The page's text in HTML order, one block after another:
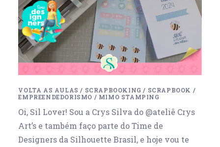
VOLTA AS AULAS / SCRAPBOOKING / SCRAPBOOK /
EMPREENDEDORISMO / MIMO STAMPING
Oi, Sil Lover! Sou a Crys Silva do @ateliê Crys
Art’s e também faço parte do Time de
Designers da Silhouette Brasil, e hoje vou te